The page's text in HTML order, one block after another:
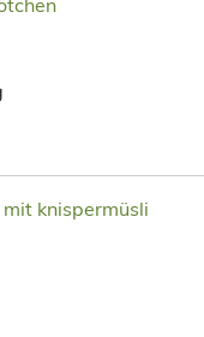
knispermüsli